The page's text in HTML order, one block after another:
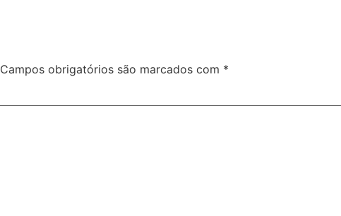
Campos obrigatórios são marcados com *